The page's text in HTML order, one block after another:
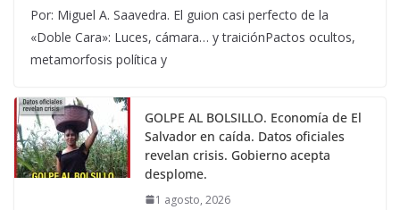
Por: Miguel A. Saavedra. El guion casi perfecto de la
«Doble Cara»: Luces, cámara… y traiciónPactos ocultos,
metamorfosis política y
GOLPE AL BOLSILLO. Economía de El
Salvador en caída. Datos oficiales
revelan crisis. Gobierno acepta
desplome.
1 agosto, 2026